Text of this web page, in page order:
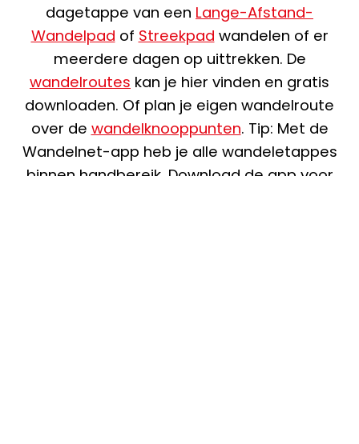
dagetappe van een Lange-Afstand-
Wandelpad of Streekpad wandelen of er
meerdere dagen op uittrekken. De
wandelroutes kan je hier vinden en gratis
downloaden. Of plan je eigen wandelroute
over de wandelknooppunten. Tip: Met de
Wandelnet-app heb je alle wandeletappes
binnen handbereik. Download de app voor